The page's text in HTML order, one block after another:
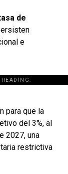
de
e
para que la
del 3%, al
2027, una
restrictiva